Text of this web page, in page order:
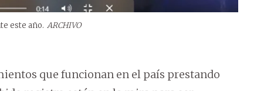
este año. ARCHIVO
que funcionan en el país prestando